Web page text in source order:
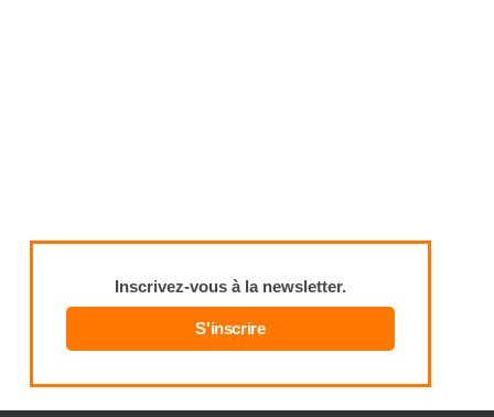
Inscrivez-vous à la newsletter.
S'inscrire